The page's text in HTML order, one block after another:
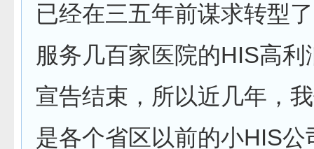
已经在三五年前谋求转型
服务几百家医院的HIS高利
宣告结束，所以近几年，
是各个省区以前的小HIS公